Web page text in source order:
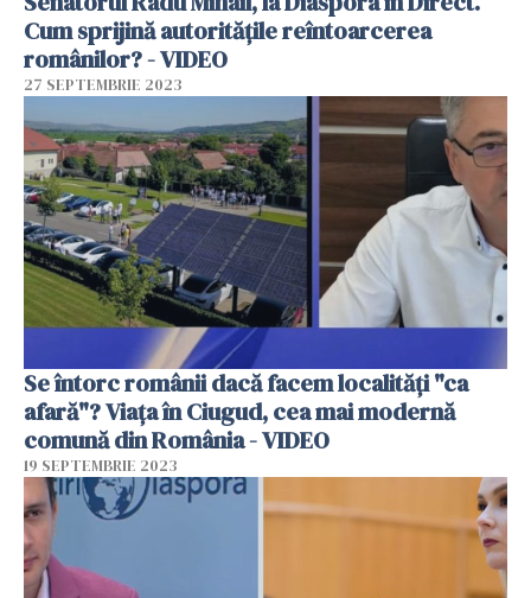
Cum sprijină autoritățile reîntoarcerea
românilor? - VIDEO
27 SEPTEMBRIE 2023
Se întorc românii dacă facem localități "ca
afară"? Viața în Ciugud, cea mai modernă
comună din România - VIDEO
19 SEPTEMBRIE 2023